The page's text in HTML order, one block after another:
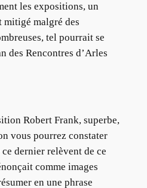
les expositions, un
mitigé malgré des
tel pourrait se
des Rencontres d’Arles
Robert Frank, superbe,
vous pourrez constater
dernier relèvent de ce
comme images
en une phrase